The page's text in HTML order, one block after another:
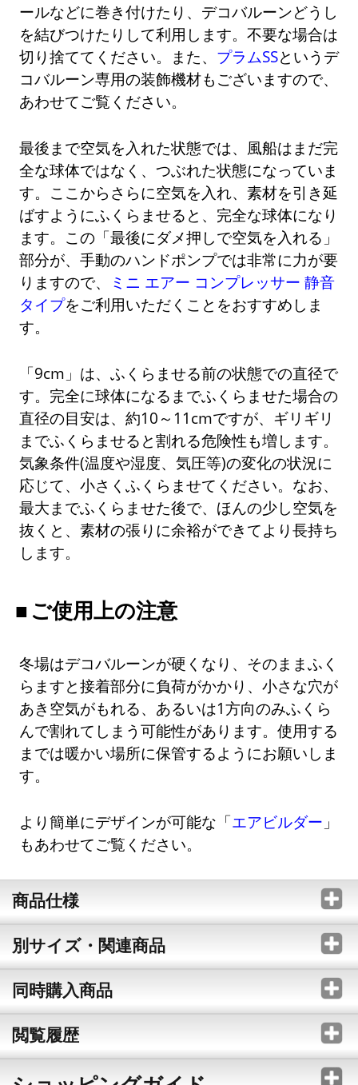
ールなどに巻き付けたり、デコバルーンどうし
を結びつけたりして利用します。不要な場合は
切り捨ててください。また、 プラムSSというデ
コバルーン専用の装飾機材もございますので、
あわせてご覧ください。
最後まで空気を入れた状態では、風船はまだ完
全な球体ではなく、つぶれた状態になっていま
す。ここからさらに空気を入れ、素材を引き延
ばすようにふくらませると、完全な球体になり
ます。この「最後にダメ押しで空気を入れる」
部分が、手動のハンドポンプでは非常に力が要
りますので、
ミニ エアー コンプレッサー 静音
タイプをご利用いただくことをおすすめしま
す。
「9cm」は、ふくらませる前の状態での直径で
す。完全に球体になるまでふくらませた場合の
直径の目安は、約10～11cmですが、ギリギリ
までふくらませると割れる危険性も増します。
気象条件(温度や湿度、気圧等)の変化の状況に
応じて、小さくふくらませてください。なお、
最大までふくらませた後で、ほんの少し空気を
抜くと、素材の張りに余裕ができてより長持ち
します。
ご使用上の注意
冬場はデコバルーンが硬くなり、そのままふく
らますと接着部分に負荷がかかり、小さな穴が
あき空気がもれる、あるいは1方向のみふくら
んで割れてしまう可能性があります。使用する
までは暖かい場所に保管するようにお願いしま
す。
より簡単にデザインが可能な「エアビルダー 」
もあわせてご覧ください。
商品仕様
別サイズ・関連商品
同時購入商品
閲覧履歴